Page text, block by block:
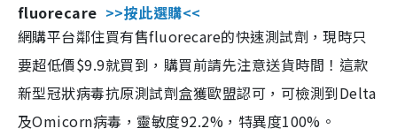
fluorecare >>按此選購<<
網購平台鄰住買有售fluorecare的快速測試劑，現時只
要超低價$9.9就買到，購買前請先注意送貨時間！這款
新型冠狀病毒抗原測試劑盒獲歐盟認可，可檢測到Delta
及Omicorn病毒，靈敏度92.2%，特異度100%。